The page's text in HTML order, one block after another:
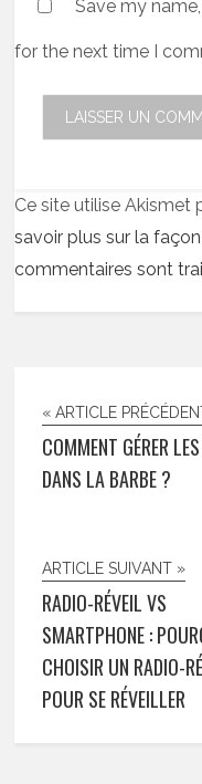
Save my
for the next time I
Ce site utilise Akismet
savoir plus sur la
commentaires sont
« ARTICLE
COMMENT GÉRER
DANS LA BARBE ?
ARTICLE SUIVANT »
RADIO-RÉVEIL VS
SMARTPHONE :
CHOISIR UN RADIO-
POUR SE RÉVEILLER